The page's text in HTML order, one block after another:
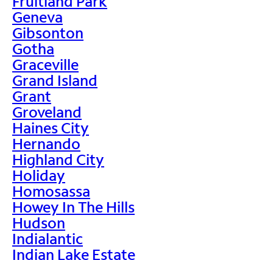
Geneva
Gibsonton
Gotha
Graceville
Grand Island
Grant
Groveland
Haines City
Hernando
Highland City
Holiday
Homosassa
Howey In The Hills
Hudson
Indialantic
Indian Lake Estate